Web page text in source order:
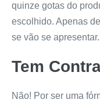
quinze gotas do
escolhido. Apenas
se vão se apresentar.
Tem
Não! Por ser uma